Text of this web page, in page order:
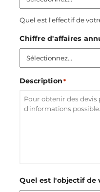
Quel est l'effectif de
Chiffre d'affaires
Description *
Quel est l'objectif de